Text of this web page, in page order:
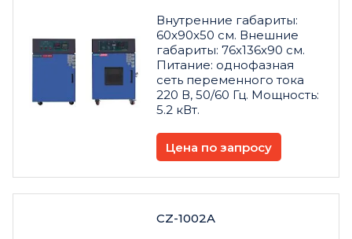
Внутренние габариты:
60x90x50 см. Внешние
габариты: 76x136x90 см.
Питание: однофазная
сеть переменного тока
220 В, 50/60 Гц. Мощность:
5.2 кВт.
Цена по запросу
CZ-1002A